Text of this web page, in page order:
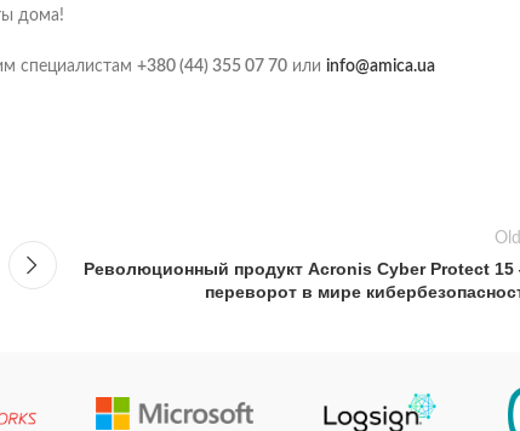
дома!
специалистам +380 (44) 355 07 70 или info@amica.ua
Революционный продукт Acronis Cyber Protect
переворот в мире